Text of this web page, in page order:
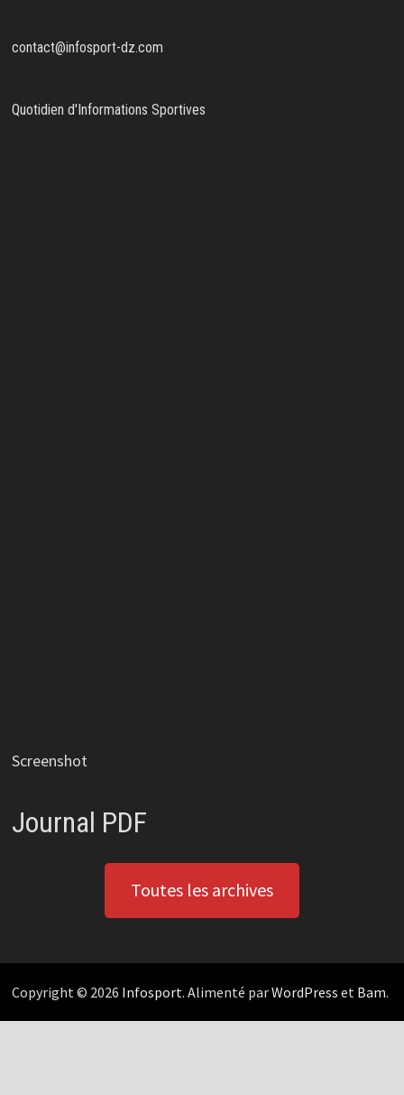
contact@infosport-dz.com
Quotidien d'Informations Sportives
Screenshot
Journal PDF
Toutes les archives
Copyright © 2026 Infosport. Alimenté parWordPress et Bam.